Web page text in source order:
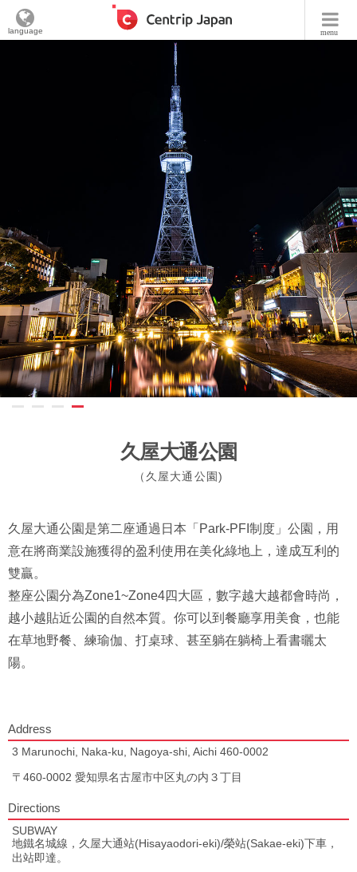
menu
language
久屋大通公園
（久屋大通公園)
久屋大通公園是第二座通過日本「Park-PFI制度」公園，用
意在將商業設施獲得的盈利使用在美化綠地上，達成互利的
雙贏。
整座公園分為Zone1~Zone4四大區，數字越大越都會時尚，
越小越貼近公園的自然本質。你可以到餐廳享用美食，也能
在草地野餐、練瑜伽、打桌球、甚至躺在躺椅上看書曬太
陽。
Address
3 Marunochi, Naka-ku, Nagoya-shi, Aichi 460-0002
〒460-0002 愛知県名古屋市中区丸の内３丁目
Directions
SUBWAY
地鐵名城線，久屋大通站(Hisayaodori-eki)/榮站(Sakae-eki)下車，
出站即達。